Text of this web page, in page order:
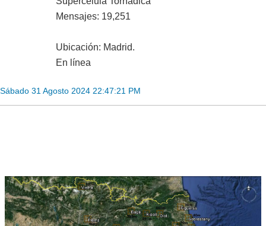
Mensajes: 19,251
Ubicación: Madrid.
En línea
Sábado 31 Agosto 2024 22:47:21 PM